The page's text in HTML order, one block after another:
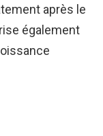
après le
également